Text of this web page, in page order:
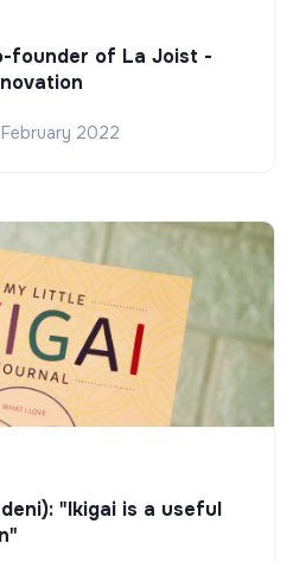
founder of La Joist -
2022
"Ikigai is a useful